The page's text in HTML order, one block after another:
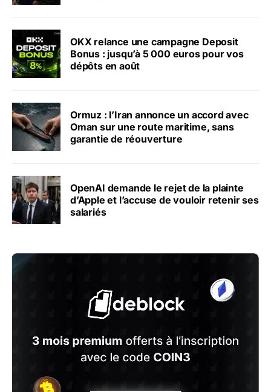
OKX relance une campagne Deposit
Bonus : jusqu’à 5 000 euros pour vos
dépôts en août
Ormuz : l’Iran annonce un accord avec
Oman sur une route maritime, sans
garantie de réouverture
OpenAI demande le rejet de la plainte
d’Apple et l’accuse de vouloir retenir ses
salariés